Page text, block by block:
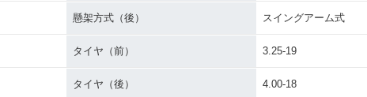
懸架方式（後） スイングアーム式
タイヤ（前） 3.25-19
タイヤ（後） 4.00-18